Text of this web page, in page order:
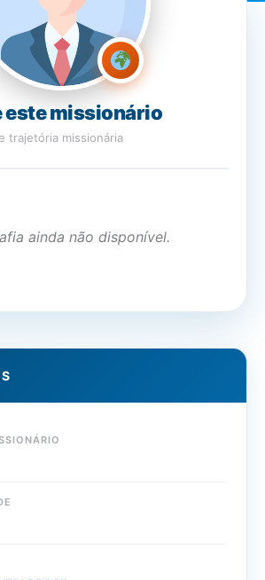
este missionário
trajetória missionária
ainda não disponível.